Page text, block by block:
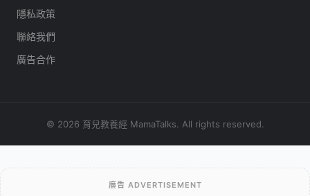
隱私政策
聯絡我們
廣告合作
© 2026 育兒教養經 MamaTalks. All rights reserved.
廣告 ADVERTISEMENT